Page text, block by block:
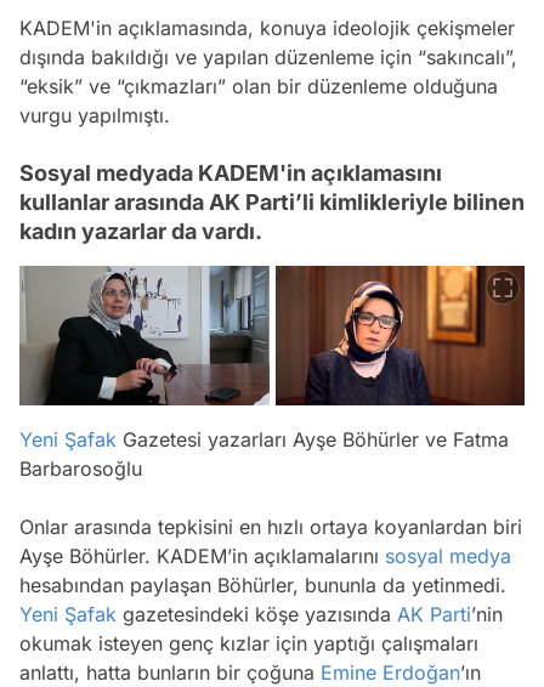
KADEM'in açıklamasında, konuya ideolojik çekişmeler
dışında bakıldığı ve yapılan düzenleme için “sakıncalı”,
“eksik” ve “çıkmazları” olan bir düzenleme olduğuna
vurgu yapılmıştı.
Sosyal medyada KADEM'in açıklamasını
kullanlar arasında AK Parti’li kimlikleriyle bilinen
kadın yazarlar da vardı.
Yeni Şafak Gazetesi yazarları Ayşe Böhürler ve Fatma
Barbarosoğlu
Onlar arasında tepkisini en hızlı ortaya koyanlardan biri
Ayşe Böhürler. KADEM’in açıklamalarını sosyal medya
hesabından paylaşan Böhürler, bununla da yetinmedi.
Yeni Şafak gazetesindeki köşe yazısında AK Parti’nin
okumak isteyen genç kızlar için yaptığı çalışmaları
anlattı, hatta bunların bir çoğuna Emine Erdoğan’ın